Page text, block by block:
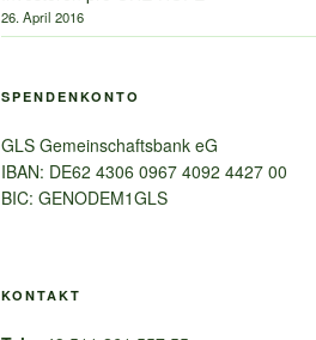
26. April 2016
SPENDENKONTO
GLS Gemeinschaftsbank eG
IBAN: DE62 4306 0967 4092 4427 00
BIC: GENODEM1GLS
KONTAKT